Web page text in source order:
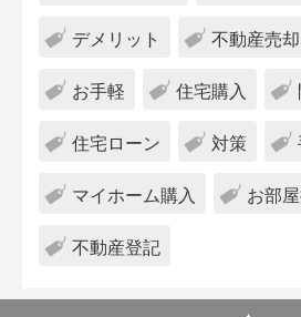
デメリット 不動産売却
お手軽 住宅購入
住宅ローン 対策
マイホーム購入 お部
不動産登記